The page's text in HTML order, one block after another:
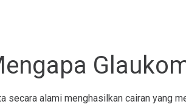
secara alami menghasilkan cairan yang